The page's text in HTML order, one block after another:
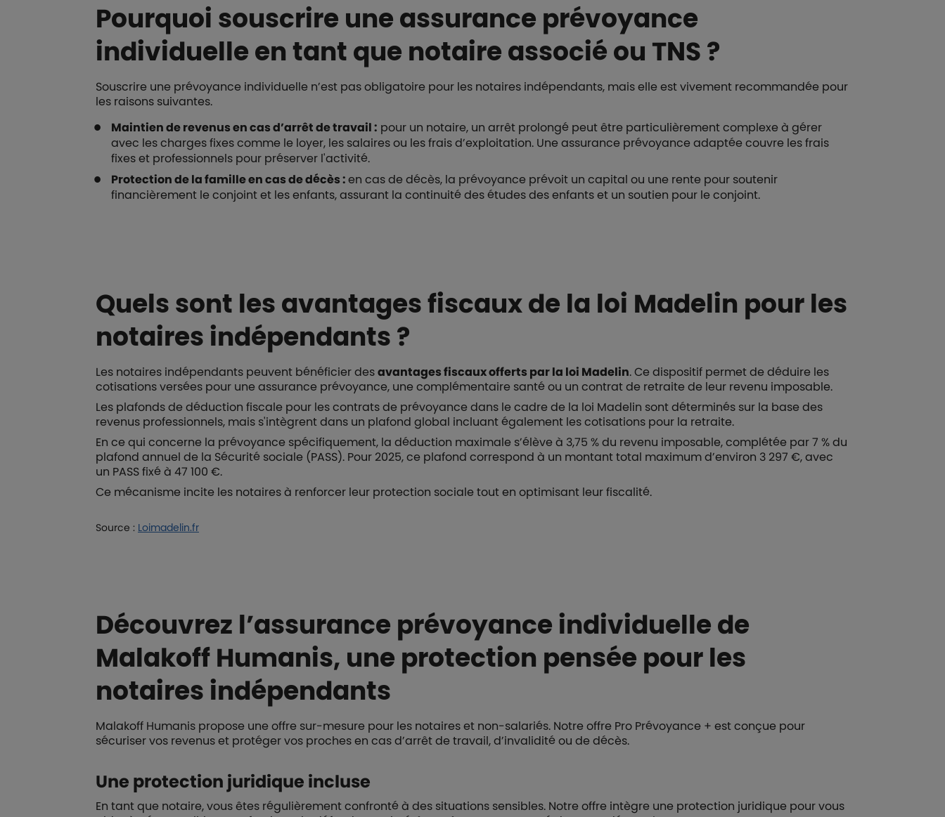
Pourquoi souscrire une assurance prévoyance
individuelle en tant que notaire associé ou TNS ?
Souscrire une prévoyance individuelle n’est pas obligatoire pour les notaires indépendants, mais elle est vivement recommandée pour
les raisons suivantes.
Maintien de revenus en cas d’arrêt de travail : pour un notaire, un arrêt prolongé peut être particulièrement complexe à gérer
avec les charges fixes comme le loyer, les salaires ou les frais d’exploitation. Une assurance prévoyance adaptée couvre les frais
fixes et professionnels pour préserver l'activité.
Protection de la famille en cas de décès :en cas de décès, la prévoyance prévoit un capital ou une rente pour soutenir
financièrement le conjoint et les enfants, assurant la continuité des études des enfants et un soutien pour le conjoint.
Quels sont les avantages fiscaux de la loi Madelin pour les
notaires indépendants ?
Les notaires indépendants peuvent bénéficier desavantages fiscaux offerts par la loi Madelin. Ce dispositif permet de déduire les
cotisations versées pour une assurance prévoyance, une complémentaire santé ou un contrat de retraite de leur revenu imposable.
Les plafonds de déduction fiscale pour les contrats de prévoyance dans le cadre de la loi Madelin sont déterminés sur la base des
revenus professionnels, mais s'intègrent dans un plafond global incluant également les cotisations pour la retraite.
En ce qui concerne la prévoyance spécifiquement, la déduction maximale s’élève à 3,75 % du revenu imposable, complétée par 7 % du
plafond annuel de la Sécurité sociale (PASS). Pour 2025, ce plafond correspond à un montant total maximum d’environ 3 297 €, avec
un PASS fixé à 47 100 €.
Ce mécanisme incite les notaires à renforcer leur protection sociale tout en optimisant leur fiscalité.
Source : Loimadelin.fr
Découvrez l’assurance prévoyance individuelle de
Malakoff Humanis, une protection pensée pour les
notaires indépendants
Malakoff Humanis propose une offre sur-mesure pour les notaires et non-salariés. Notre offre Pro Prévoyance + est conçue pour
sécuriser vos revenus et protéger vos proches en cas d’arrêt de travail, d’invalidité ou de décès.
Une protection juridique incluse
En tant que notaire, vous êtes régulièrement confronté à des situations sensibles. Notre offre intègre une protection juridique pour vous